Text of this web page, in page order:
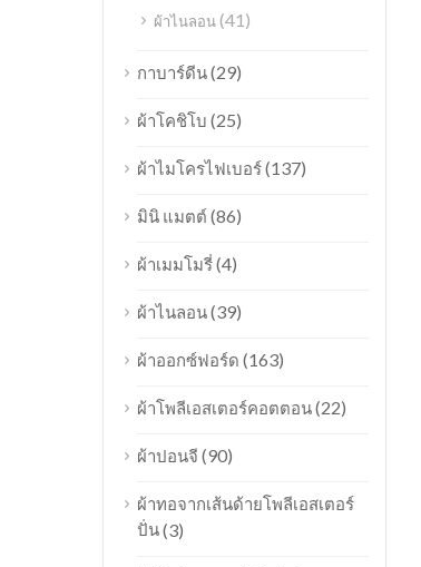
ผ้าไนลอน(41)
กาบาร์ดีน(29)
ผ้าโคชิโบ (25)
ผ้าไมโครไฟเบอร์(137)
มินิ แมตต์(86)
ผ้าเมมโมรี่(4)
ผ้าไนลอน(39)
ผ้าออกซ์ฟอร์ด (163)
ผ้าโพลีเอสเตอร์คอตตอน(22)
ผ้าปอนจี (90)
ผ้าทอจากเส้นด้ายโพลีเอสเตอร์
ปั่น(3)